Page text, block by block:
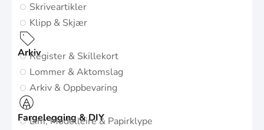
Skriveartikler
Klipp & Skjær
ArkivRegister & Skillekort
Lommer & Aktomslag
Arkiv & Oppbevaring
Fargelegging & DIY
Lim, Modelleire & Papirklype